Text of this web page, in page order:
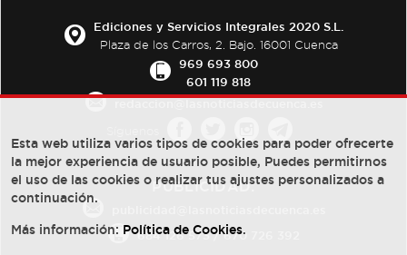
Ediciones y Servicios Integrales 2020 S.L.
Plaza de los Carros, 2. Bajo. 16001 Cuenca
969 693 800
601 119 818
PUBLICIDAD:
684 126 573/670 726 392
Esta web utiliza varios tipos de cookies para poder ofrecerte
la mejor experiencia de usuario posible, Puedes permitirnos
el uso de las cookies o realizar tus ajustes personalizados a
continuación.
Más información: Política de Cookies.